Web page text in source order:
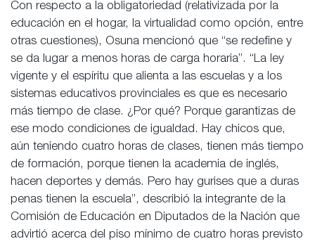
Con respecto a la obligatoriedad (relativizada por la
educación en el hogar, la virtualidad como opción, entre
otras cuestiones), Osuna mencionó que “se redefine y
se da lugar a menos horas de carga horaria”. “La ley
vigente y el espíritu que alienta a las escuelas y a los
sistemas educativos provinciales es que es necesario
más tiempo de clase. ¿Por qué? Porque garantizas de
ese modo condiciones de igualdad. Hay chicos que,
aún teniendo cuatro horas de clases, tienen más tiempo
de formación, porque tienen la academia de inglés,
hacen deportes y demás. Pero hay gurises que a duras
penas tienen la escuela”, describió la integrante de la
Comisión de Educación en Diputados de la Nación que
advirtió acerca del piso mínimo de cuatro horas previsto